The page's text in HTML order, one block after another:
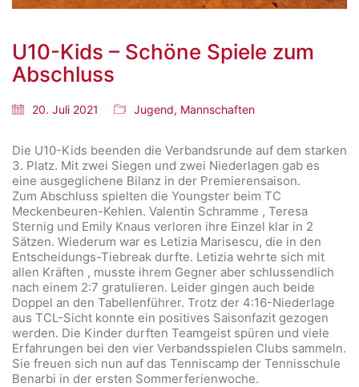
U10-Kids – Schöne Spiele zum
Abschluss
20. Juli 2021 Jugend, Mannschaften
Die U10-Kids beenden die Verbandsrunde auf dem starken
3. Platz. Mit zwei Siegen und zwei Niederlagen gab es
eine ausgeglichene Bilanz in der Premierensaison.
Zum Abschluss spielten die Youngster beim TC
Meckenbeuren-Kehlen. Valentin Schramme , Teresa
Sternig und Emily Knaus verloren ihre Einzel klar in 2
Sätzen. Wiederum war es Letizia Marisescu, die in den
Entscheidungs-Tiebreak durfte. Letizia wehrte sich mit
allen Kräften , musste ihrem Gegner aber schlussendlich
nach einem 2:7 gratulieren. Leider gingen auch beide
Doppel an den Tabellenführer. Trotz der 4:16-Niederlage
aus TCL-Sicht konnte ein positives Saisonfazit gezogen
werden. Die Kinder durften Teamgeist spüren und viele
Erfahrungen bei den vier Verbandsspielen Clubs sammeln.
Sie freuen sich nun auf das Tenniscamp der Tennisschule
Benarbi in der ersten Sommerferienwoche.